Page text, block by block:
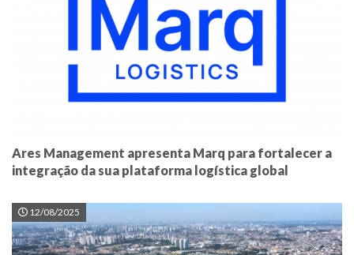
Ares Management apresenta Marq para fortalecer a
integração da sua plataforma logística global
12/08/2025